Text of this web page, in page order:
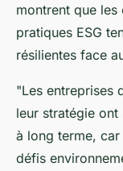
montrent que
pratiques ESG
résilientes face
"Les entreprises
leur stratégie
à long terme,
défis